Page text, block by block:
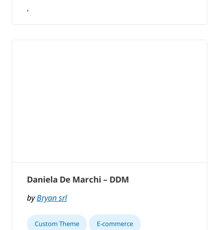
,
Daniela De Marchi – DDM
byBryan srl
Custom Theme E-commerce